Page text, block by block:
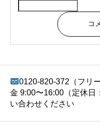
コ
0120-820-372（フリ
金 9:00〜16:00（定休日
い合わせください